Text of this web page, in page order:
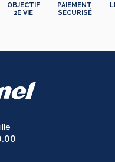
OBJECTIF
2E VIE
PAIEMENT
SÉCURISÉ